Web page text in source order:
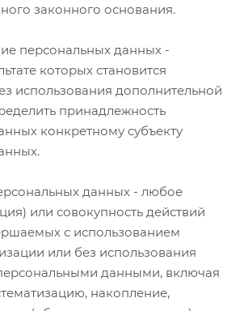
законного основания.
персональных данных -
которых становится
использования дополнительной
принадлежность
конкретному субъекту
данных - любое
или совокупность действий
с использованием
или без использования
данными, включая
накопление,